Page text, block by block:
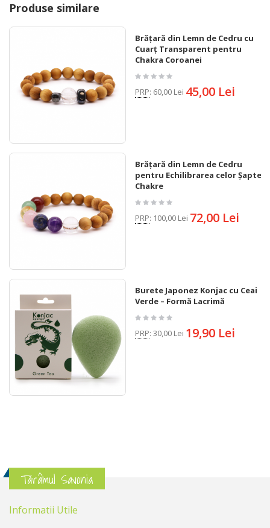
Produse similare
Brățară din Lemn de Cedru cu
Cuarț Transparent pentru
Chakra Coroanei
PRP: 60,00 Lei 45,00 Lei
Brățară din Lemn de Cedru
pentru Echilibrarea celor Șapte
Chakre
PRP: 100,00 Lei 72,00 Lei
Burete Japonez Konjac cu Ceai
Verde – Formă Lacrimă
PRP: 30,00 Lei 19,90 Lei
Tărâmul Savonia
Informatii Utile